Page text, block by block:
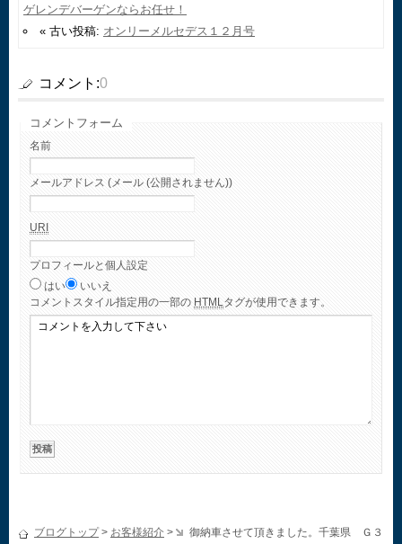
ゲレンデバーゲンならお任せ！
« 古い投稿: オンリーメルセデス１２月号
コメント:0
コメントフォーム
名前
メールアドレス (メール (公開されません))
URI
プロフィールと個人設定
はい
いいえ
コメント スタイル指定用の一部の HTMLタグが使用できます。
ブログトップ> お客様紹介 >
御納車させて頂きました。千葉県 Ｇ３